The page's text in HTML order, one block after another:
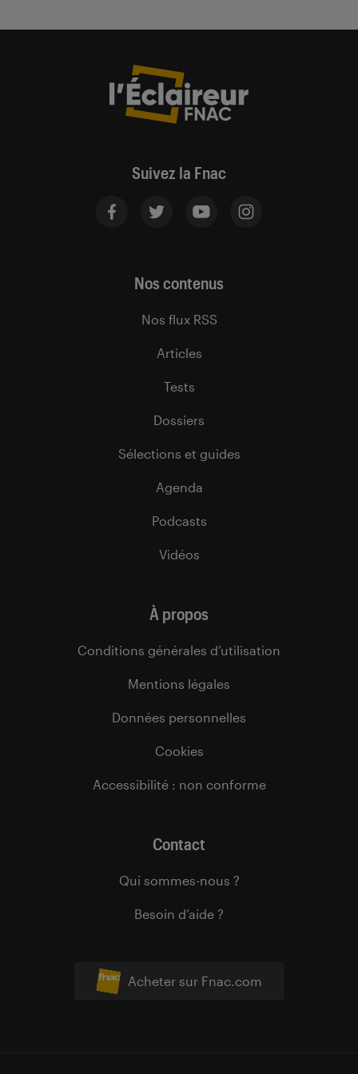
Suivez la Fnac
Acheter sur Fnac.com
Nos contenus
Nos flux RSS
Articles
Tests
Dossiers
Sélections et guides
Agenda
Podcasts
Vidéos
À propos
Conditions générales d’utilisation
Mentions légales
Données personnelles
Cookies
Accessibilité : non conforme
Contact
Qui sommes-nous ?
Besoin d’aide ?